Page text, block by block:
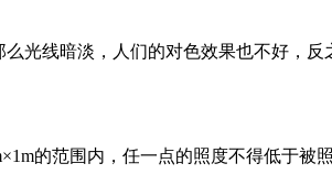
光线暗淡，人们的对色效果也不好，
的范围内，任一点的照度不得低于被